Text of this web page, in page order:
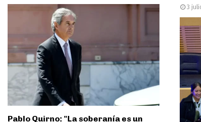
3
Pablo Quirno: "La soberanía es un